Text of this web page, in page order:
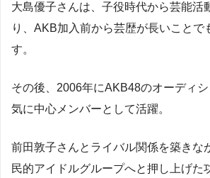
大島優子さんは、子役時代から芸能活
り、AKB加入前から芸歴が長いことで
す。
その後、2006年にAKB48のオーディ
気に中心メンバーとして活躍。
前田敦子さんとライバル関係を築きな
民的アイドルグループへと押し上げた